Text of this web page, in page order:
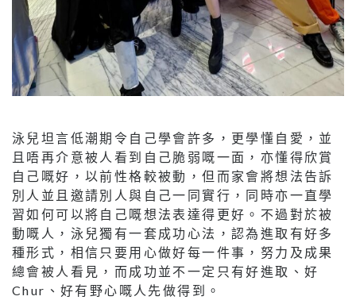
泳兒坦言低潮期令自己學會許多，更學懂自愛，並
且唔再介意被人看到自己脆弱嘅一面，亦懂得欣賞
自己嘅好，以前性格較被動，但而家會將想法告訴
別人並且邀請別人與自己一同實行，同時亦一直學
習如何可以將自己嘅想法表達得更好。不過對於被
動嘅人，泳兒獨有一套成功心法，認為進取有好多
種形式，相信只要用心做好每一件事，努力及成果
總會被人看見，而成功並不一定只有好進取、好
Chur、好有野心嘅人先做得到。